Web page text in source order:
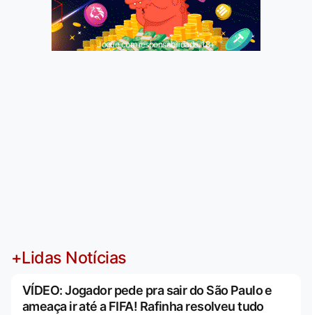
Jogue com responsabilidade. 18+
+Lidas Notícias
VÍDEO: Jogador pede pra sair do São Paulo e
ameaça ir até a FIFA! Rafinha resolveu tudo